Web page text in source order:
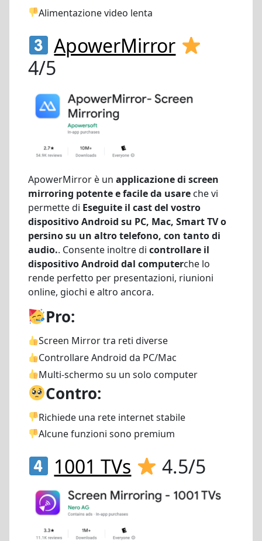
Alimentazione video lenta
ApowerMirror
4/5
ApowerMirror è un applicazione di screen
mirroring potente e facile da usare che vi
permette di Eseguite il cast del vostro
dispositivo Android su PC, Mac, Smart TV o
persino su un altro telefono, con tanto di
audio.. Consente inoltre di controllare il
dispositivo Android dal computerche lo
rende perfetto per presentazioni, riunioni
online, giochi e altro ancora.
Pro:
Screen Mirror tra reti diverse
Controllare Android da PC/Mac
Multi-schermo su un solo computer
Contro:
Richiede una rete internet stabile
Alcune funzioni sono premium
1001 TVs 4.5/5